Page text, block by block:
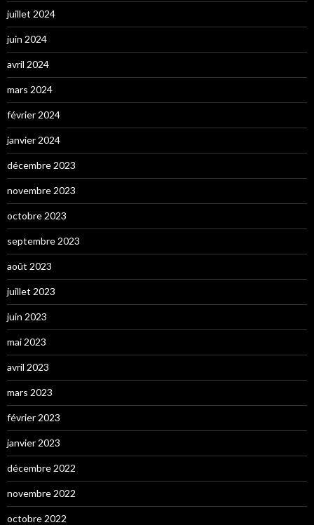
juillet 2024
juin 2024
avril 2024
mars 2024
février 2024
janvier 2024
décembre 2023
novembre 2023
octobre 2023
septembre 2023
août 2023
juillet 2023
juin 2023
mai 2023
avril 2023
mars 2023
février 2023
janvier 2023
décembre 2022
novembre 2022
octobre 2022